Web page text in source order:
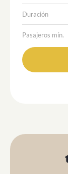
Duración
Pasajeros mín.